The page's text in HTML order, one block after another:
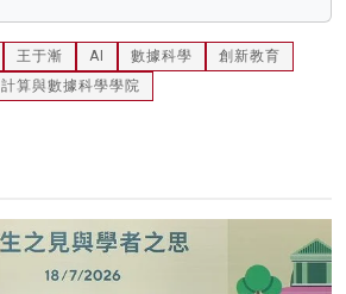
王于漸 AI 數據科學
創新教育
計算與數據科學學院